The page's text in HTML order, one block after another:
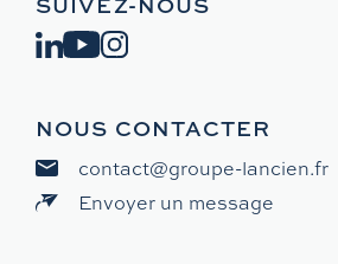
NOUS CONTACTER
contact@groupe-lancien.fr
Envoyer un message